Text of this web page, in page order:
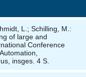
L.; Schilling, M. :
of large and
Conference
insges. 4 S.